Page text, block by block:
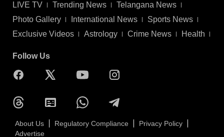
LIVE TV Trending News
Telangana News
Photo Gallery
International News
Sports News
Exclusive Videos
Astrology Crime News Health
Follow Us
About Us Regulatory Compliance
Privacy Policy
Advertise